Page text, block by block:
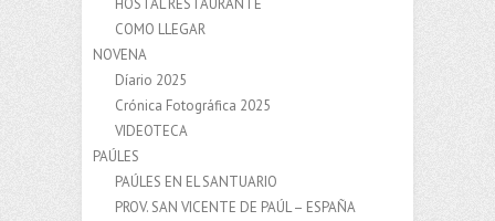
COMO LLEGAR
NOVENA
Díario 2025
Crónica Fotográfica 2025
VIDEOTECA
PAÚLES
PAÚLES EN EL SANTUARIO
PROV. SAN VICENTE DE PAÚL – ESPAÑA